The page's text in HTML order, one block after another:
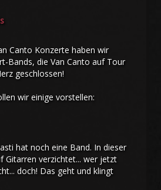
Canto Konzerte haben wir
Bands, die Van Canto auf Tour
geschlossen!
wir einige vorstellen:
hat noch eine Band. In dieser
Gitarren verzichtet... wer jetzt
doch! Das geht und klingt